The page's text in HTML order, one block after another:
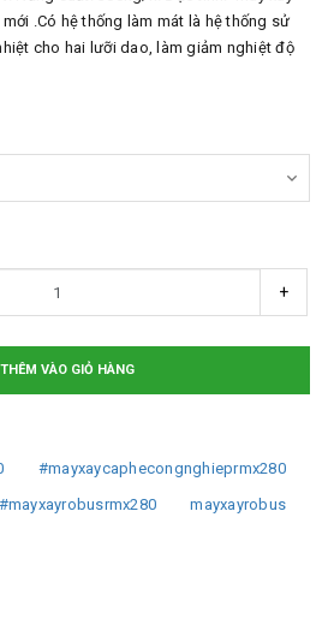
.Có hệ thống làm mát là hệ thống sử
cho hai lưỡi dao, làm giảm nghiệt độ
+
VÀO GIỎ HÀNG
#mayxaycaphecongnghieprmx280
#mayxayrobusrmx280
mayxayrobus